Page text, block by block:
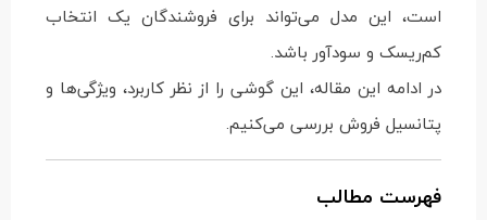
است، این مدل می‌تواند برای فروشندگان یک انتخاب
کم‌ریسک و سودآور باشد.
در ادامه این مقاله، این گوشی را از نظر کاربرد، ویژگی‌ها و
پتانسیل فروش بررسی می‌کنیم.
فهرست مطالب